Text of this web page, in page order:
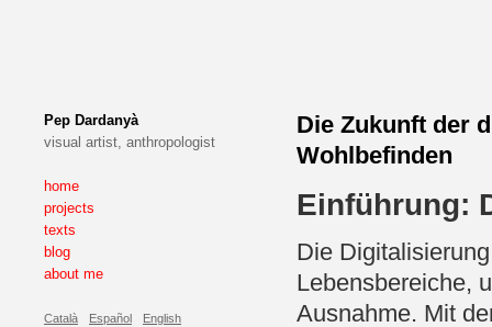
Pep Dardanyà
visual artist, anthropologist
home
projects
texts
blog
about me
Català Español
English
Die Zukunft der
Wohlbefinden
Einführung:
Die
Lebensbereiche,
Ausnahme. Mit